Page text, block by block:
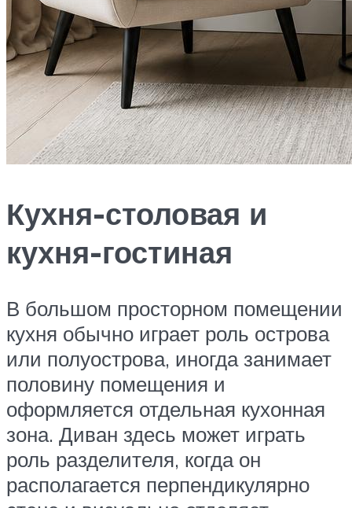
Кухня-столовая и
кухня-гостиная
В большом просторном помещении
кухня обычно играет роль острова
или полуострова, иногда занимает
половину помещения и
оформляется отдельная кухонная
зона. Диван здесь может играть
роль разделителя, когда он
располагается перпендикулярно